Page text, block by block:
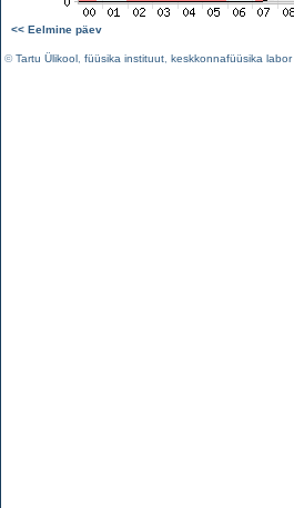
<< Eelmine päev
©Tartu Ülikool füüsika instituut keskkonnafüüsika labor